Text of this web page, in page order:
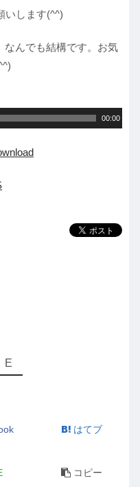
いします(^^)
なんでも結構です。お気
00:00
はてブ
コピー